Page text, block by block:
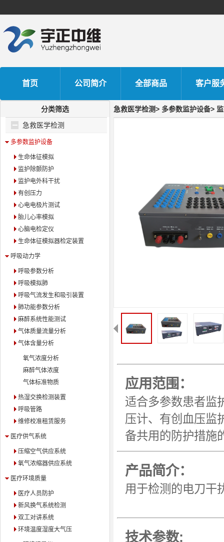
首页 公司简介 全部商品 客户服
分类筛选
急救医学检测
多参数监护设备
生命体征模拟
监护除颤防护
监护电外科干扰
有创压力
心电电极片测试
胎儿心率模拟
心脑电检定仪
生命体征模拟器检定装置
呼吸动力学
呼吸参数分析
呼吸模拟肺
呼吸气流发生和吸引装置
肺功能参数分析
麻醉系统性能测试
气体质量流量分析
气体含量分析
氧气浓度分析
麻醉气体浓度
气体标准物质
热湿交换检测装置
呼吸管路
维修校准租赁服务
医疗供气系统
压缩空气供应系统
氧气浓缩器供应系统
医疗环境质量
医疗人员防护
新风换气系统检测
双工对讲系统
环境温度湿度大气压
急救医学检测> 多参数监护设备>
应用范围：
适合多参数患者监
压计、有创血压监
备共用的防护措施
产品简介：
用于检测的电刀干
技术参数: